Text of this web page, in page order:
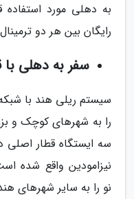
به دهلی مورد
رایگان بین هر دو ترمینال هر 20 دقیقه حرکت
سفر به دهلی با
سیستم ریلی هند با
را به شهرهای کوچک و
سه ایستگاه قطار اصلی
نیزامودین واقع شده
نو را به سایر شهرهای